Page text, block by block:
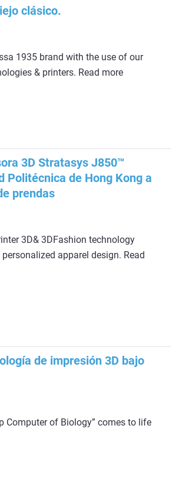
clásico.
1935 brand with the use of our
& printers. Read more
3D Stratasys J850™
Politécnica de Hong Kong a
prendas
3D& 3DFashion technology
apparel design. Read
de impresión 3D bajo
Computer of Biology” comes to life